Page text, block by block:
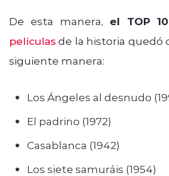
De esta manera, el TOP 10
películasde la historia quedó
siguiente manera:
Los Ángeles al desnudo
El padrino (1972)
Casablanca (1942)
Los siete samuráis (1954)